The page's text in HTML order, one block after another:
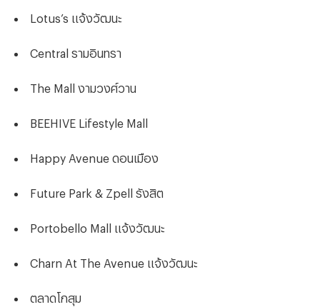
Lotus’s แจ้งวัฒนะ
Central รามอินทรา
The Mall งามวงศ์วาน
BEEHIVE Lifestyle Mall
Happy Avenue ดอนเมือง
Future Park & Zpell รังสิต
Portobello Mall แจ้งวัฒนะ
Charn At The Avenue แจ้งวัฒนะ
ตลาดโกสุม